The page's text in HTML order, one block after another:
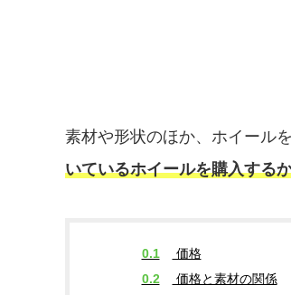
素材や形状のほか、ホイール
いているホイールを購入する
0.1
価格
0.2
価格と素材の関係